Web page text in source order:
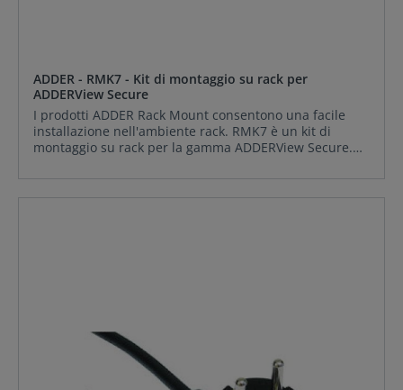
ADDER - RMK7 - Kit di montaggio su rack per
ADDERView Secure
I prodotti ADDER Rack Mount consentono una facile
installazione nell'ambiente rack. RMK7 è un kit di
montaggio su rack per la gamma ADDERView Secure.